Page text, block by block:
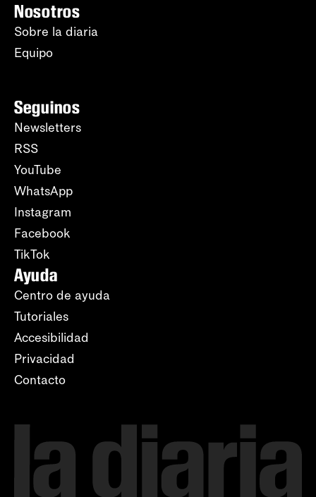
Nosotros
Sobre la diaria
Equipo
Seguinos
Newsletters
RSS
YouTube
WhatsApp
Instagram
Facebook
TikTok
Ayuda
Centro de ayuda
Tutoriales
Accesibilidad
Privacidad
Contacto